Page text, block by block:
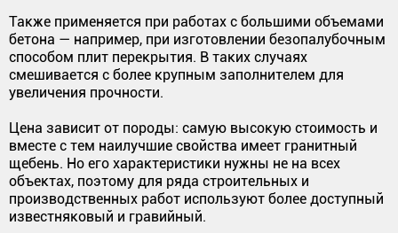
Также применяется при работах с большими объемами
бетона — например, при изготовлении безопалубочным
способом плит перекрытия. В таких случаях
смешивается с более крупным заполнителем для
увеличения прочности.
Цена зависит от породы: самую высокую стоимость и
вместе с тем наилучшие свойства имеет гранитный
щебень. Но его характеристики нужны не на всех
объектах, поэтому для ряда строительных и
производственных работ используют более доступный
известняковый и гравийный.